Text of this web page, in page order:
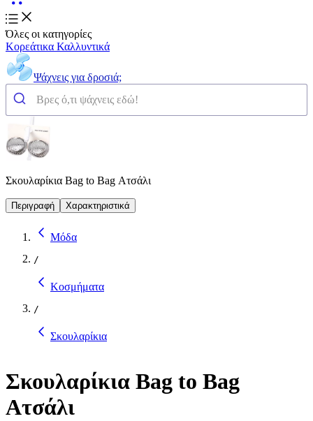
Όλες οι κατηγορίες
Κορεάτικα Καλλυντικά
Ψάχνεις για δροσιά;
Σκουλαρίκια Bag to Bag Ατσάλι
Περιγραφή Χαρακτηριστικά
Μόδα
/
Κοσμήματα
/
Σκουλαρίκια
Σκουλαρίκια Bag to Bag
Ατσάλι